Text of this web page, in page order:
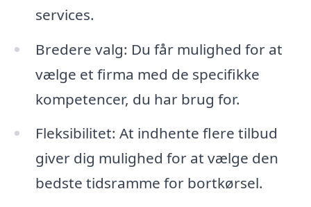
services.
Bredere valg: Du får mulighed for at
vælge et firma med de specifikke
kompetencer, du har brug for.
Fleksibilitet: At indhente flere tilbud
giver dig mulighed for at vælge den
bedste tidsramme for bortkørsel.